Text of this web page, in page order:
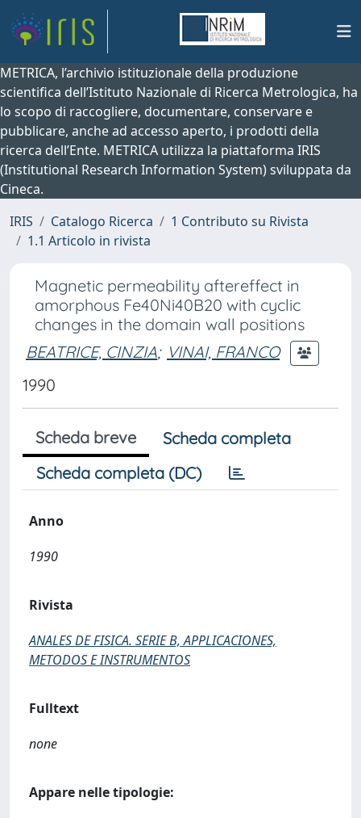
METRICA, l’archivio istituzionale della produzione
scientifica dell’Istituto Nazionale di Ricerca Metrologica, ha
lo scopo di raccogliere, documentare, conservare e
pubblicare, anche ad accesso aperto, i prodotti della
ricerca dell’Ente. METRICA utilizza la piattaforma IRIS
(Institutional Research Information System) sviluppata da
Cineca.
IRIS
Catalogo Ricerca
1 Contributo su Rivista
1.1 Articolo in rivista
Magnetic permeability aftereffect in
amorphous Fe40Ni40B20 with cyclic
changes in the domain wall positions
BEATRICE, CINZIA; VINAI, FRANCO
1990
Scheda breve
Scheda completa
Scheda completa (DC)
Anno
1990
Rivista
ANALES DE FISICA. SERIE B, APPLICACIONES,
METODOS E INSTRUMENTOS
Fulltext
none
Appare nelle tipologie: